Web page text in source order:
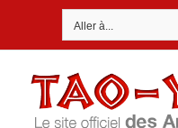
Aller à...